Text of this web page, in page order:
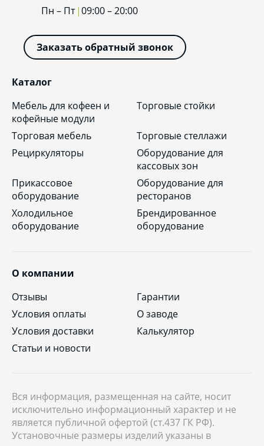
Каталог
Мебель для кофеен и
кофейные модули
Торговые стойки
Торговая мебель
Торговые стеллажи
Рециркуляторы
Оборудование для
кассовых зон
Прикассовое
оборудование
Оборудование для
ресторанов
Холодильное
оборудование
Брендированное
оборудование
О компании
Отзывы
Гарантии
Условия оплаты
О заводе
Условия доставки
Калькулятор
Статьи и новости
Вся информация, размещенная на сайте, носит
исключительно информационный характер и не
является публичной офертой (ст.437 ГК РФ).
Установочные размеры изделий указаны в
Пн – Пт 09:00 – 20:00
Заказать обратный звонок